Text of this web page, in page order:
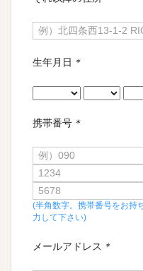
生年月日 ＊
携帯番号 ＊
(半角数字。携帯番号をお持
力して下さい)
メールアドレス ＊